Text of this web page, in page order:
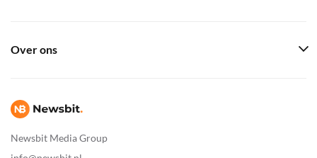
Newsbit Media Group
Over ons